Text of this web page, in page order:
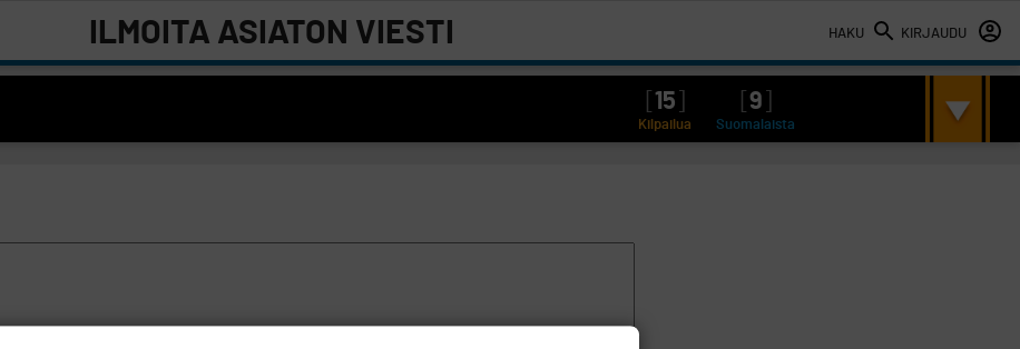
HAKU KIRJAUDU
ILMOITA ASIATON VIESTI
15 9
Kilpailua Suomalaista